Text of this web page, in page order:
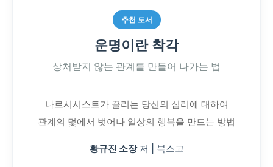
추천 도서
운명이란 착각
상처받지 않는 관계를 만들어 나가는 법
나르시시스트가 끌리는 당신의 심리에 대하여
관계의 덫에서 벗어나 일상의 행복을 만드는 방법
황규진 소장저 | 북스고